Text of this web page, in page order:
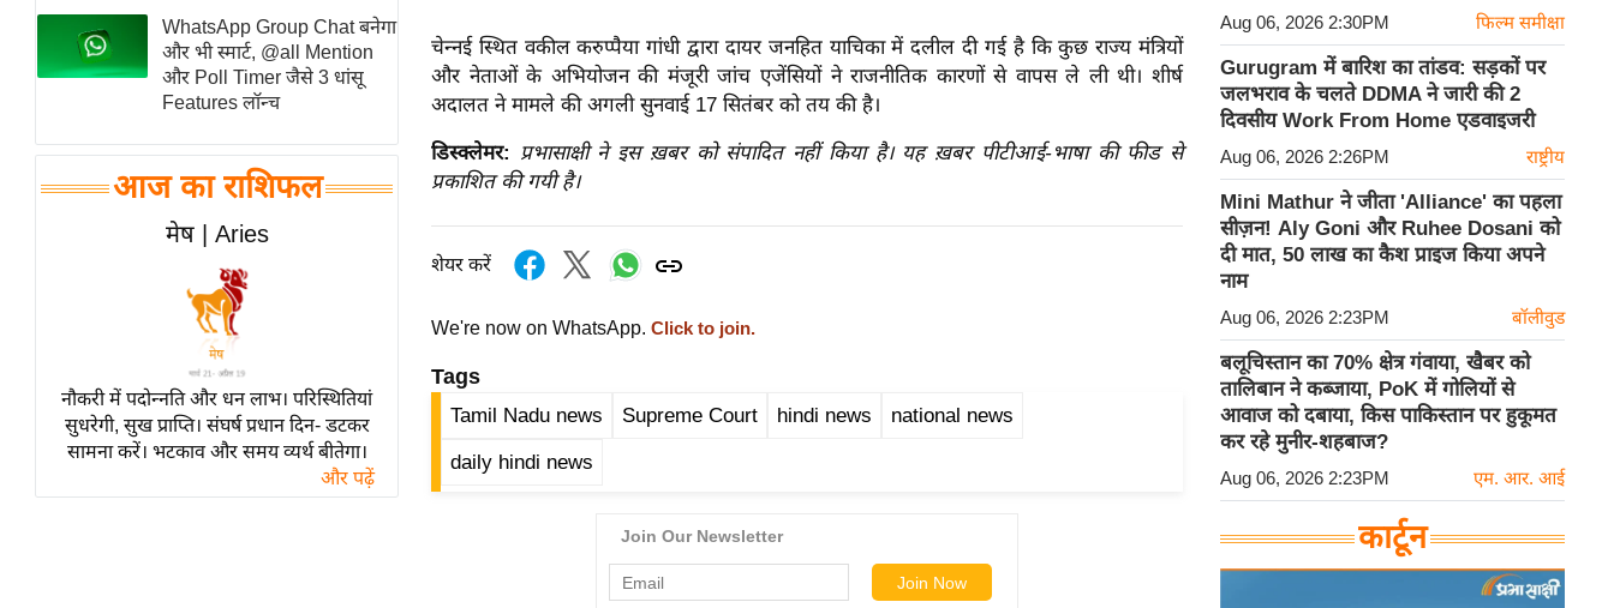
धर्म
ज्योतिष
धर्मस्थल
व्रत
WhatsApp Group Chat बनेगा
और भी स्मार्ट, @all Mention
और Poll Timer जैसे 3 धांसू
Features लॉन्च
आज का राशिफल
मेष | Aries
नौकरी में पदोन्नति और धन लाभ। परिस्थितियां
सुधरेगी, सुख प्राप्ति। संघर्ष प्रधान दिन- डटकर
सामना करें। भटकाव और समय व्यर्थ बीतेगा।
और पढ़ें
चेन्नई स्थित वकील करुप्पैया गांधी द्वारा दायर जनहित याचिका में दलील दी गई है कि कुछ राज्य मंत्रियों
और नेताओं के अभियोजन की मंजूरी जांच एजेंसियों ने राजनीतिक कारणों से वापस ले ली थी। शीर्ष
अदालत ने मामले की अगली सुनवाई 17 सितंबर को तय की है।
डिस्क्लेमर: प्रभासाक्षी ने इस ख़बर को संपादित नहीं किया है। यह ख़बर पीटीआई-भाषा की फीड से
प्रकाशित की गयी है।
शेयर करें
We're now on WhatsApp. Click to join.
Tags
Tamil Nadu news Supreme Court hindi news national news
daily hindi news
Aug 06, 2026 2:30PM फिल्म समीक्षा
Gurugram में बारिश का तांडव: सड़कों पर
जलभराव के चलते DDMA ने जारी की 2
दिवसीय Work From Home एडवाइजरी
Aug 06, 2026 2:26PM राष्ट्रीय
Mini Mathur ने जीता 'Alliance' का पहला
सीज़न! Aly Goni और Ruhee Dosani को
दी मात, 50 लाख का कैश प्राइज किया अपने
नाम
Aug 06, 2026 2:23PM बॉलीवुड
बलूचिस्तान का 70% क्षेत्र गंवाया, खैबर को
तालिबान ने कब्जाया, PoK में गोलियों से
आवाज को दबाया, किस पाकिस्तान पर हुकूमत
कर रहे मुनीर-शहबाज?
Aug 06, 2026 2:23PM एम. आर. आई
कार्टून